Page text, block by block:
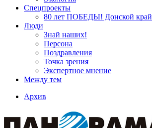
Спецпроекты
80 лет ПОБЕДЫ! Донской край
Люди
Знай наших!
Персона
Поздравления
Точка зрения
Экспертное мнение
Между тем
Архив